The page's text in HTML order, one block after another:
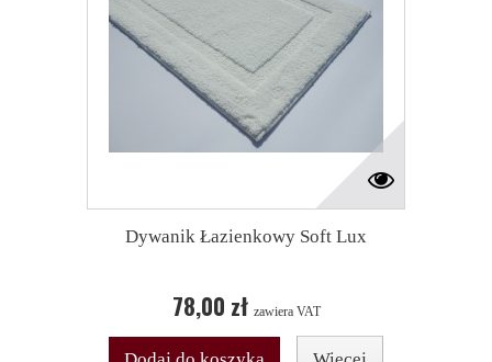
Dywanik Łazienkowy Soft Lux
78,00 zł zawiera VAT